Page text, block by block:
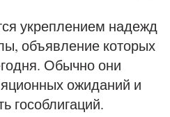
укреплением надежд
объявление которых
Обычно они
ожиданий и
гособлигаций.